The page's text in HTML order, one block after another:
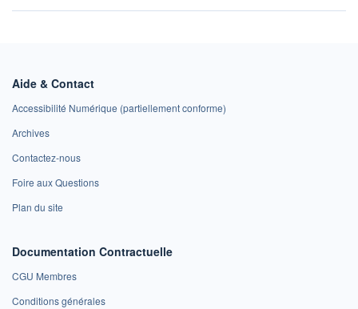
Aide & Contact
Accessibilité Numérique (partiellement conforme)
Archives
Contactez-nous
Foire aux Questions
Plan du site
Documentation Contractuelle
CGU Membres
Conditions générales